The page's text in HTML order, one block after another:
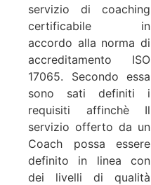
servizio di coaching
certificabile in
accordo alla norma di
accreditamento ISO
17065. Secondo essa
sono sati definiti i
requisiti affinchè Il
servizio offerto da un
Coach possa essere
definito in linea con
dei livelli di qualità